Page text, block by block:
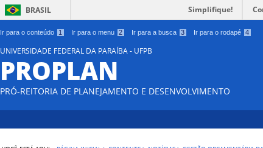
Ir para o conteúdo 1 Ir para o menu 2 Ir para a busca 3 Ir para o rodapé 4
BRASIL Simplifique!
UNIVERSIDADE FEDERAL DA PARAÍBA - UFPB
PROPLAN
PRÓ-REITORIA DE PLANEJAMENTO E DESENVOLVIMENTO